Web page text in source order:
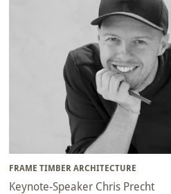
FRAME TIMBER ARCHITECTURE
Keynote-Speaker Chris Precht